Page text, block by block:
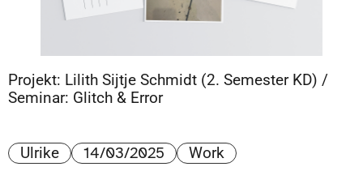
Projekt: Lilith Sijtje Schmidt (2. Semester KD) /
Seminar: Glitch & Error
Ulrike 14/03/2025 Work